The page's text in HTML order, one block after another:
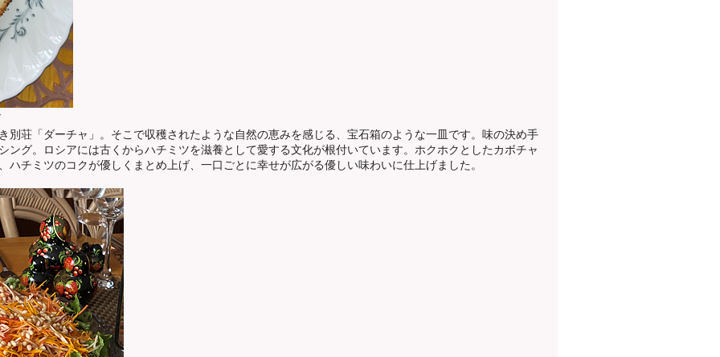
別荘「ダーチャ」。そこで収穫されたような自然の恵みを感じる、宝石箱のような一皿です。味の決め手
ング。ロシアには古くからハチミツを滋養として愛する文化が根付いています。ホクホクとしたカボチャ
ハチミツのコクが優しくまとめ上げ、一口ごとに幸せが広がる優しい味わいに仕上げました。